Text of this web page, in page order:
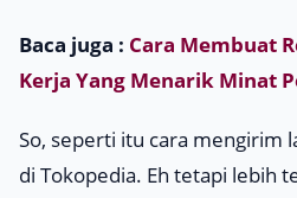
Baca juga : Cara Membuat
Kerja Yang Menarik Minat
So, seperti itu cara mengirim
di Tokopedia. Eh tetapi lebih